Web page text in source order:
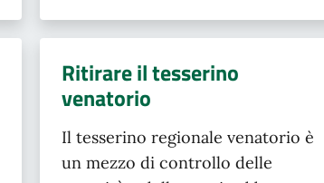
Ritirare il tesserino
venatorio
Il tesserino regionale venatorio è
un mezzo di controllo delle